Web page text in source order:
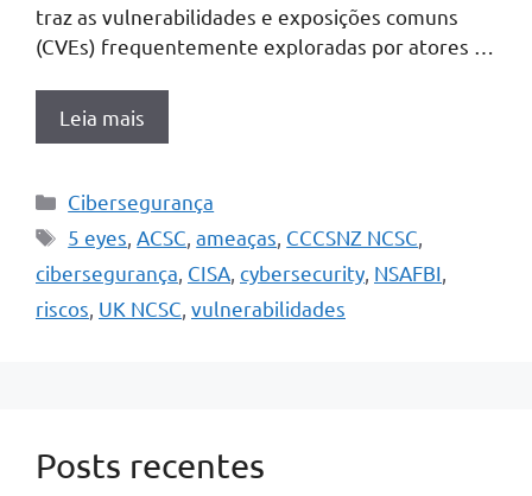
traz as vulnerabilidades e exposições comuns
(CVEs) frequentemente exploradas por atores …
Leia mais
Categorias
Cibersegurança
Tags
5 eyes ACSC ,ameaças CCCSNZ NCSC
cibersegurança CISA cybersecurity NSAFBI
riscos UK NCSC vulnerabilidades
Posts recentes